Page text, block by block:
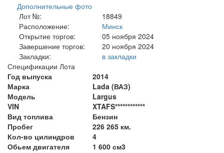
Дополнительные фото
Лот №:
18849
Расположение:
Минск
Открытие торгов:
05 ноября 2024
Завершение торгов:
20 ноября 2024
Закладки:
в закладки
Спецификации Лота
Год выпуска
2014
Марка
Lada (ВАЗ)
Модель
Largus
VIN
XTAFS************
Вид топлива
Бензин
Пробег
226 265 км.
Кол-во цилиндров
4
Обьем двигателя
1 600 см3